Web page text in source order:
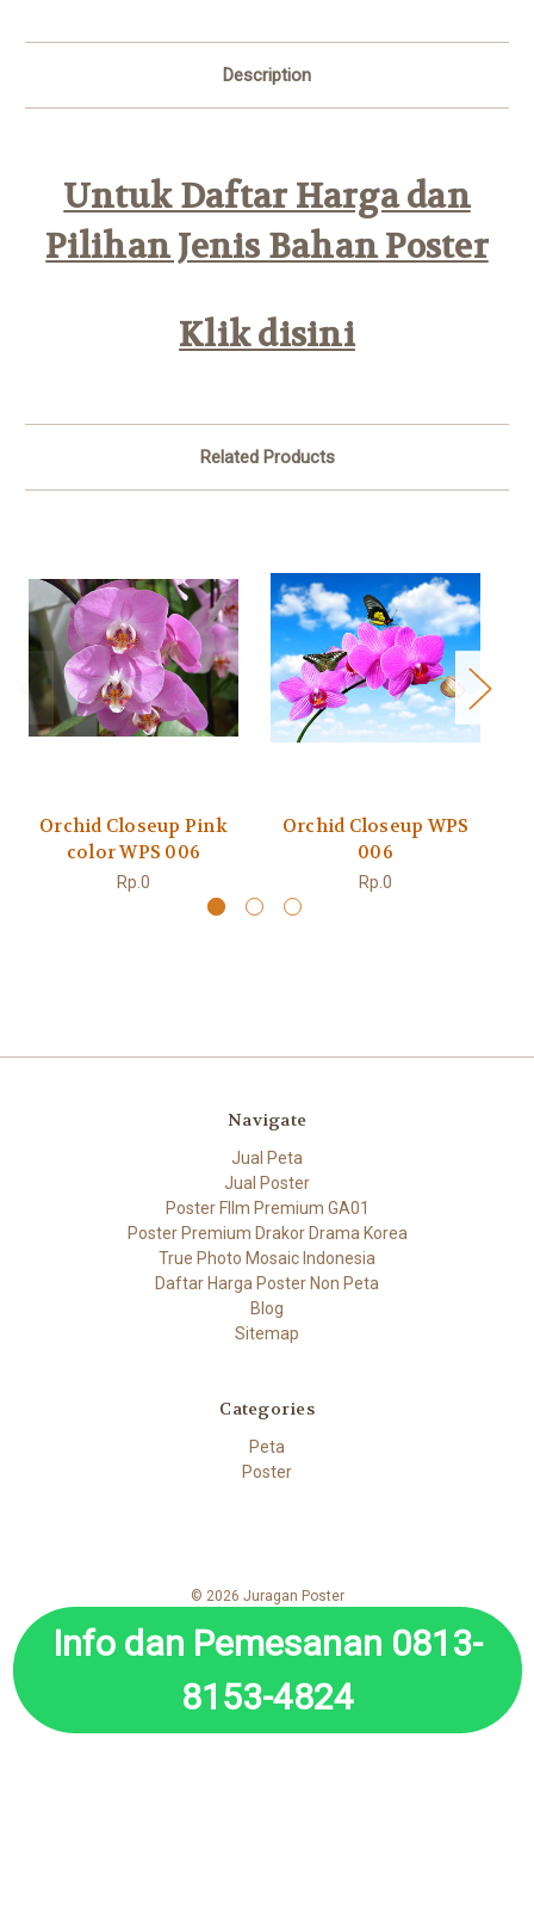
Description
Untuk Daftar Harga dan
Pilihan Jenis Bahan Poster
Klik disini
Related Products
Orchid Closeup Pink
color WPS 006
Rp.0
Orchid Closeup WPS
006
Rp.0
Navigate
Jual Peta
Jual Poster
Poster FIlm Premium GA01
Poster Premium Drakor Drama Korea
True Photo Mosaic Indonesia
Daftar Harga Poster Non Peta
Blog
Sitemap
Categories
Peta
Poster
© 2026 Juragan Poster
Info dan Pemesanan 0813-
8153-4824